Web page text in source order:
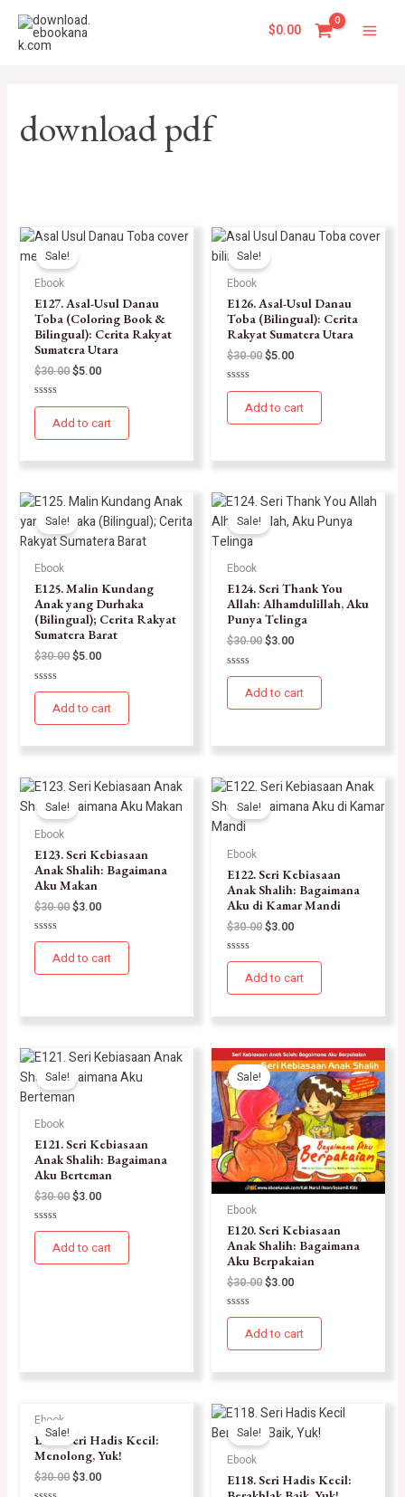
content
$0.00
download pdf
Sale!
Ebook
E127. Asal-Usul Danau
Toba (Coloring Book &
Bilingual): Cerita Rakyat
Sumatera Utara
$30.00$5.00
Rated
of
Add to cart
Sale!
Ebook
E126. Asal-Usul Danau
Toba (Bilingual): Cerita
Rakyat Sumatera Utara
$30.00$5.00
Rated
of
Add to cart
Sale!
Ebook
E125. Malin Kundang
Anak yang Durhaka
(Bilingual); Cerita Rakyat
Sumatera Barat
$30.00$5.00
Rated
of
Add to cart
Sale!
Ebook
E124. Seri Thank You
Allah: Alhamdulillah, Aku
Punya Telinga
$30.00$3.00
Rated
of
Add to cart
Sale!
Ebook
E123. Seri Kebiasaan
Anak Shalih: Bagaimana
Aku Makan
$30.00$3.00
Rated
of
Add to cart
Sale!
Ebook
E122. Seri Kebiasaan
Anak Shalih: Bagaimana
Aku di Kamar Mandi
$30.00$3.00
Rated
of
Add to cart
Sale!
Ebook
E121. Seri Kebiasaan
Anak Shalih: Bagaimana
Aku Berteman
$30.00$3.00
Rated
of
Add to cart
Sale!
Ebook
E120. Seri Kebiasaan
Anak Shalih: Bagaimana
Aku Berpakaian
$30.00$3.00
Rated
of
Add to cart
Sale!
Ebook
E119. Seri Hadis Kecil:
Menolong, Yuk!
$30.00$3.00
Sale!
Ebook
E118. Seri Hadis Kecil: